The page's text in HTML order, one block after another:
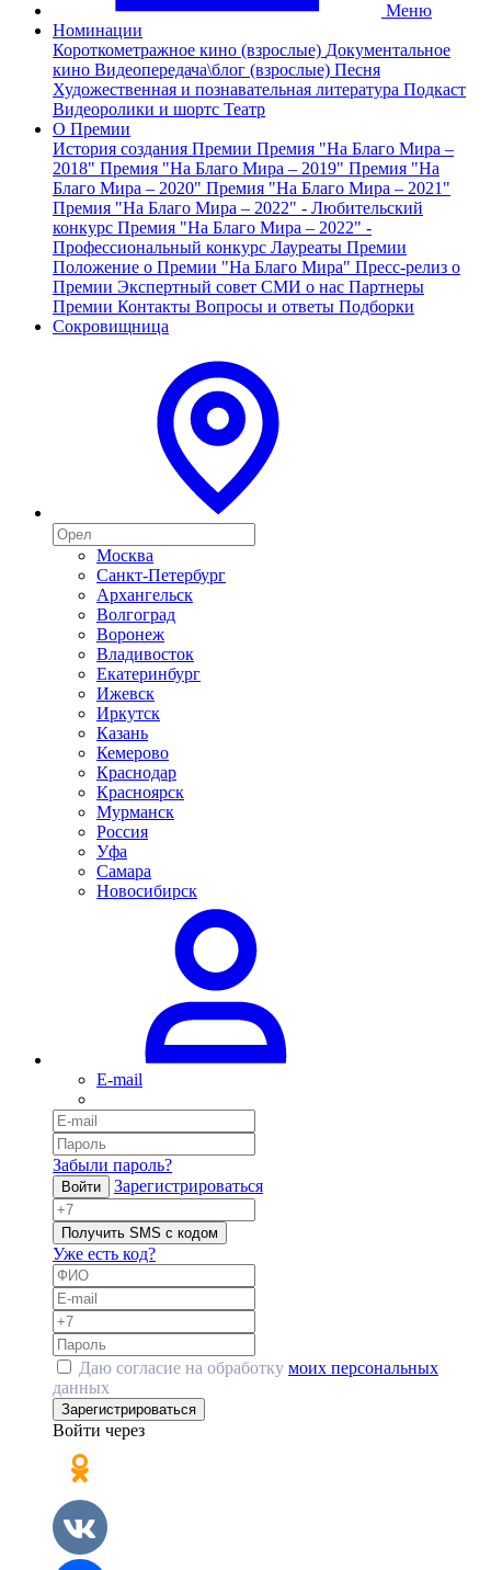
Меню
Номинации
Короткометражное кино (взрослые) Документальное
кино Видеопередача\блог (взрослые) Песня
Художественная и познавательная литература Подкаст
Видеоролики и шортс Театр
О Премии
История создания Премии Премия "На Благо Мира –
2018" Премия "На Благо Мира – 2019" Премия "На
Благо Мира – 2020" Премия "На Благо Мира – 2021"
Премия "На Благо Мира – 2022" - Любительский
конкурс Премия "На Благо Мира – 2022" -
Профессиональный конкурс Лауреаты Премии
Положение о Премии "На Благо Мира" Пресс-релиз о
Премии Экспертный совет СМИ о нас Партнеры
Премии Контакты Вопросы и ответы Подборки
Сокровищница
Москва
Санкт-Петербург
Архангельск
Волгоград
Воронеж
Владивосток
Екатеринбург
Ижевск
Иркутск
Казань
Кемерово
Краснодар
Красноярск
Мурманск
Россия
Уфа
Самара
Новосибирск
E-mail
Забыли пароль?
Войти Зарегистрироваться
Получить SMS с кодом
Уже есть код?
Даю согласие на обработку моих персональных
данных
Зарегистрироваться
Войти через